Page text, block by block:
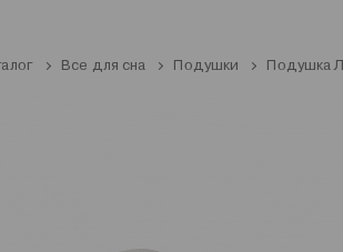
Все для сна Подушки Подушка